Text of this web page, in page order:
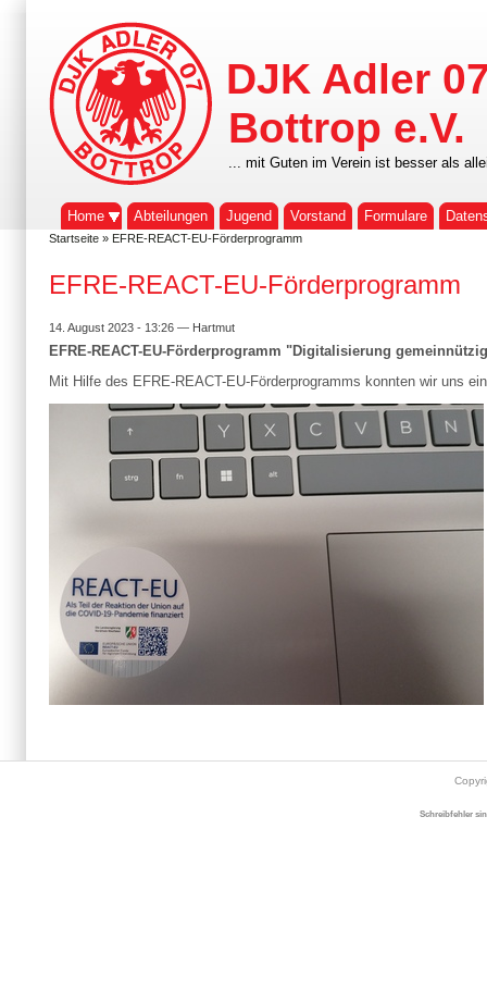
DJK Adler
Bottrop e.V.
... mit Guten im Verein ist besser als
Home Abteilungen Jugend Vorstand Formulare
Startseite » EFRE-REACT-EU-Förderprogramm
EFRE-REACT-EU-Förderprogramm
14. August 2023 - 13:26 — Hartmut
EFRE-REACT-EU-Förderprogramm "Digitalisierung
Mit Hilfe des EFRE-REACT-EU-Förderprogramms konnten wir uns
Schreibfehler